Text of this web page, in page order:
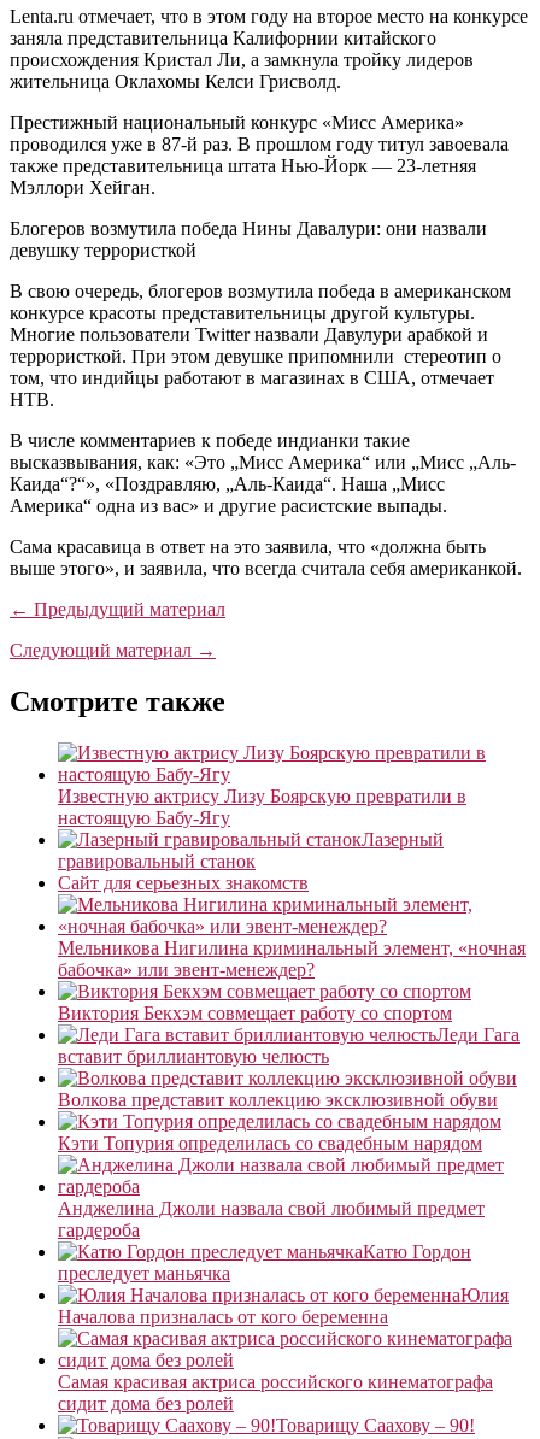
Lenta.ru отмечает, что в этом году на второе место на конкурсе
заняла представительница Калифорнии китайского
происхождения Кристал Ли, а замкнула тройку лидеров
жительница Оклахомы Келси Грисволд.
Престижный национальный конкурс «Мисс Америка»
проводился уже в 87-й раз. В прошлом году титул завоевала
также представительница штата Нью-Йорк — 23-летняя
Мэллори Хейган.
Блогеров возмутила победа Нины Давалури: они назвали
девушку террористкой
В свою очередь, блогеров возмутила победа в американском
конкурсе красоты представительницы другой культуры.
Многие пользователи Twitter назвали Давулури арабкой и
террористкой. При этом девушке припомнили стереотип о
том, что индийцы работают в магазинах в США, отмечает
НТВ.
В числе комментариев к победе индианки такие
высказвывания, как: «Это „Мисс Америка“ или „Мисс „Аль-
Каида“?“», «Поздравляю, „Аль-Каида“. Наша „Мисс
Америка“ одна из вас» и другие расистские выпады.
Сама красавица в ответ на это заявила, что «должна быть
выше этого», и заявила, что всегда считала себя американкой.
← Предыдущий материал
Следующий материал →
Смотрите также
Известную актрису Лизу Боярскую превратили в
настоящую Бабу-Ягу
Лазерный
гравировальный станок
Сайт для серьезных знакомств
Мельникова Нигилина криминальный элемент, «ночная
бабочка» или эвент-менеждер?
Виктория Бекхэм совмещает работу со спортом
Леди Гага
вставит бриллиантовую челюсть
Волкова представит коллекцию эксклюзивной обуви
Кэти Топурия определилась со свадебным нарядом
Анджелина Джоли назвала свой любимый предмет
гардероба
Катю Гордон
преследует маньячка
Юлия
Началова призналась от кого беременна
Самая красивая актриса российского кинематографа
сидит дома без ролей
Товарищу Саахову – 90!